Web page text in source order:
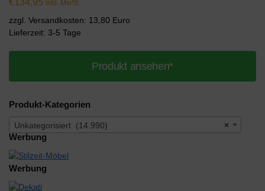
inkl. MwSt.
zzgl. Versandkosten: 13,80 Euro
Lieferzeit: 3-5 Tage
Produkt ansehen*
Produkt-Kategorien
×
Unkategorisiert (14.990)
Werbung
Werbung